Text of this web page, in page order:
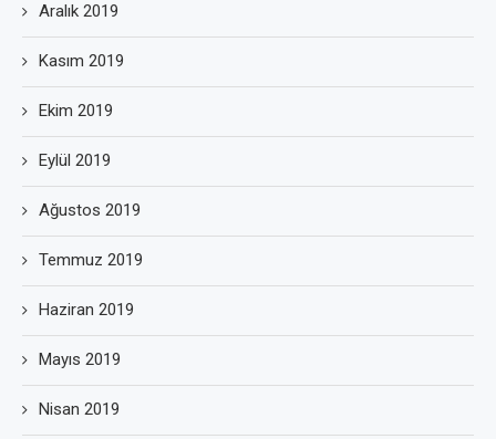
Aralık 2019
Kasım 2019
Ekim 2019
Eylül 2019
Ağustos 2019
Temmuz 2019
Haziran 2019
Mayıs 2019
Nisan 2019